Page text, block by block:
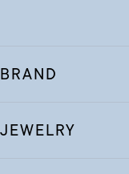
BRAND
JEWELRY